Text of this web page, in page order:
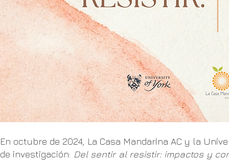
En octubre de 2024, La Casa Mandarina AC y la
de investigación: Del sentir al resistir: impactos y